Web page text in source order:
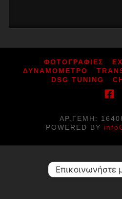
ΦΩΤΟΓΡΑΦΙΕΣ
ΔΥΝΑΜΟΜΕΤΡΟ
DSG TUNING
ΑΡ.ΓΕΜΗ:
POWERED BY
Επικοινωνήστε